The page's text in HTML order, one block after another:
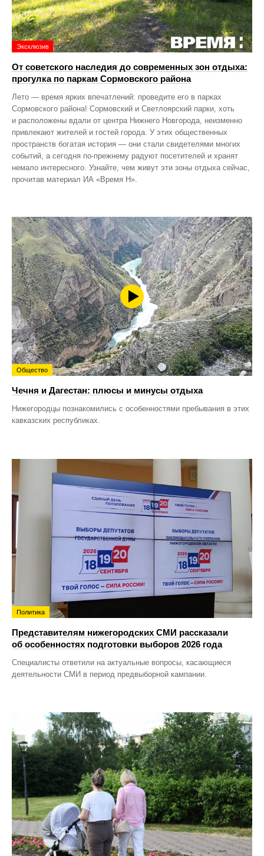
Эксклюзив
От советского наследия до современных зон отдыха:
прогулка по паркам Сормовского района
Лето — время ярких впечатлений: проведите его в парках
Сормовского района! Сормовский и Светлоярский парки, хоть
и расположены вдали от центра Нижнего Новгорода, неизменно
привлекают жителей и гостей города. У этих общественных
пространств богатая история — они стали свидетелями многих
событий, а сегодня по‑прежнему радуют посетителей и хранят
немало интересного. Узнайте, чем живут эти зоны отдыха сейчас,
прочитав материал ИА «Время Н».
Общество
Чечня и Дагестан: плюсы и минусы отдыха
Нижегородцы познакомились с особенностями пребывания в этих
кавказских республиках.
Политика
Представителям нижегородских СМИ рассказали
об особенностях подготовки выборов 2026 года
Специалисты ответили на актуальные вопросы, касающиеся
деятельности СМИ в период предвыборной кампании.